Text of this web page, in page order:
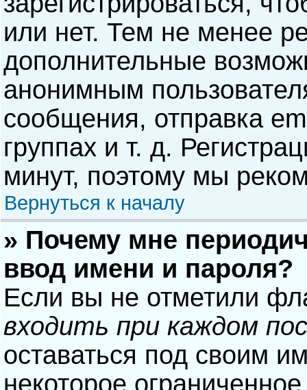
или нет. Тем не менее
дополнительные
анонимным
сообщения, отправка
группах и т. д.
минут, поэтому мы
Вернуться к началу
» Почему мне
ввод имени и пароля?
Если вы не отметили
входить при каждом
оставаться под своим
некоторое